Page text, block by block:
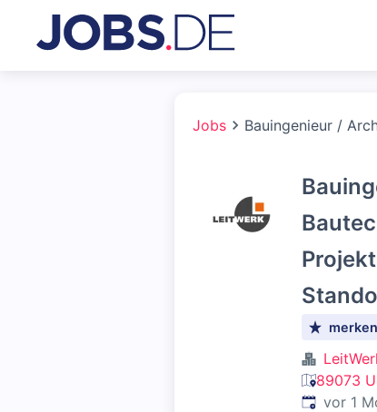
Jobs Bauingenieur /
merken
89073
vor 1